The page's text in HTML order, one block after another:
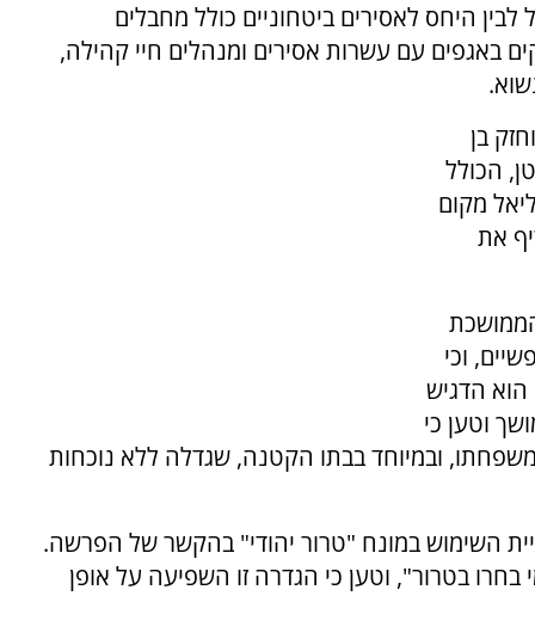
היחס לאסירים ביטחוניים כולל מחבלים
באגפים עם עשרות אסירים ומנהלים חיי קהילה,
בן
הכולל
מקום
את
וכי
הדגיש
וטען כי
ובמיוחד בבתו הקטנה, שגדלה ללא נוכחות
השימוש במונח "טרור יהודי" בהקשר של הפרשה.
בטרור", וטען כי הגדרה זו השפיעה על אופן